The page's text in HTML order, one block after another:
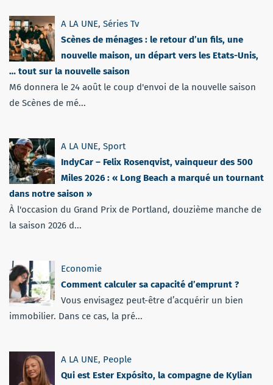
A LA UNE, Séries Tv
Scènes de ménages : le retour d’un fils, une
nouvelle maison, un départ vers les Etats-Unis,
… tout sur la nouvelle saison
M6 donnera le 24 août le coup d'envoi de la nouvelle saison
de Scènes de mé...
A LA UNE, Sport
IndyCar – Felix Rosenqvist, vainqueur des 500
Miles 2026 : « Long Beach a marqué un tournant
dans notre saison »
À l'occasion du Grand Prix de Portland, douzième manche de
la saison 2026 d...
Economie
Comment calculer sa capacité d’emprunt ?
Vous envisagez peut-être d’acquérir un bien
immobilier. Dans ce cas, la pré...
A LA UNE, People
Qui est Ester Expósito, la compagne de Kylian